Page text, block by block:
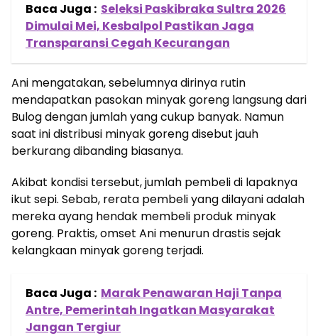
Baca Juga : Seleksi Paskibraka Sultra 2026
Dimulai Mei, Kesbalpol Pastikan Jaga
Transparansi Cegah Kecurangan
Ani mengatakan, sebelumnya dirinya rutin
mendapatkan pasokan minyak goreng langsung dari
Bulog dengan jumlah yang cukup banyak. Namun
saat ini distribusi minyak goreng disebut jauh
berkurang dibanding biasanya.
Akibat kondisi tersebut, jumlah pembeli di lapaknya
ikut sepi. Sebab, rerata pembeli yang dilayani adalah
mereka ayang hendak membeli produk minyak
goreng. Praktis, omset Ani menurun drastis sejak
kelangkaan minyak goreng terjadi.
Baca Juga : Marak Penawaran Haji Tanpa
Antre, Pemerintah Ingatkan Masyarakat
Jangan Tergiur